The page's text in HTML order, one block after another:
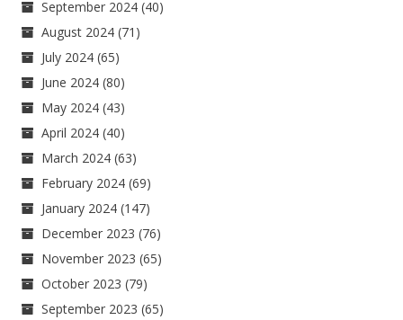
September 2024 (40)
August 2024 (71)
July 2024 (65)
June 2024 (80)
May 2024 (43)
April 2024 (40)
March 2024 (63)
February 2024 (69)
January 2024 (147)
December 2023 (76)
November 2023 (65)
October 2023 (79)
September 2023 (65)